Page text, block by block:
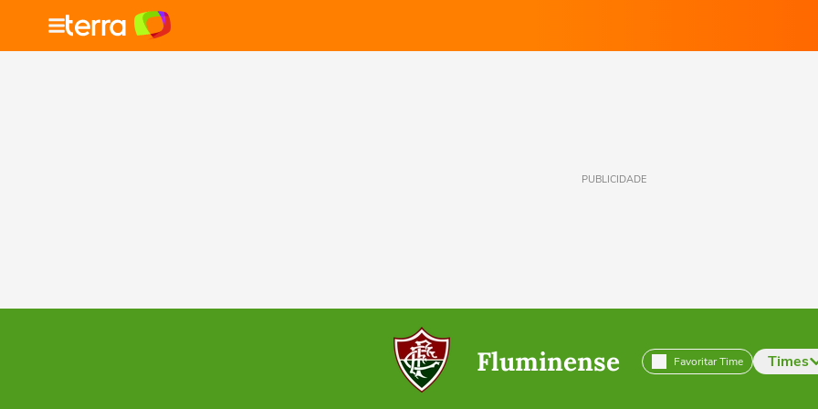
PUBLICIDADE
Fluminense Favoritar Time Times